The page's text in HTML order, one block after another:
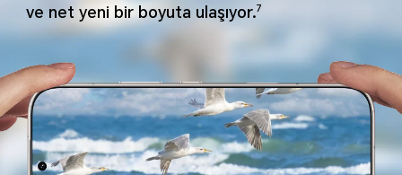
ve net yeni bir boyuta ulaşıyor.7